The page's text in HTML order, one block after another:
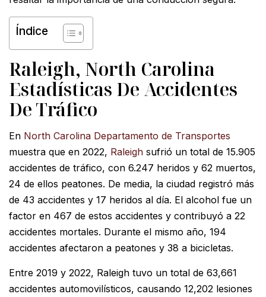
Índice
Raleigh, North Carolina
Estadísticas De Accidentes
De Tráfico
En North Carolina Departamento de Transportes
muestra que en 2022, Raleigh sufrió un total de 15.905
accidentes de tráfico, con 6.247 heridos y 62 muertos,
24 de ellos peatones. De media, la ciudad registró más
de 43 accidentes y 17 heridos al día. El alcohol fue un
factor en 467 de estos accidentes y contribuyó a 22
accidentes mortales. Durante el mismo año, 194
accidentes afectaron a peatones y 38 a bicicletas.
Entre 2019 y 2022, Raleigh tuvo un total de 63,661
accidentes automovilísticos, causando 12,202 lesiones